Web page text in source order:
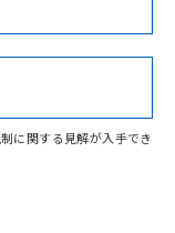
Cr(VI)
ます。
適合状況ページへ
らご検索ください
に関する見解が入手でき